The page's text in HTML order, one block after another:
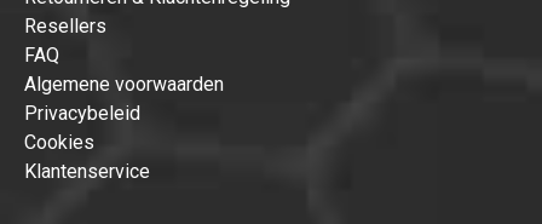
Resellers
FAQ
Algemene voorwaarden
Privacybeleid
Cookies
Klantenservice